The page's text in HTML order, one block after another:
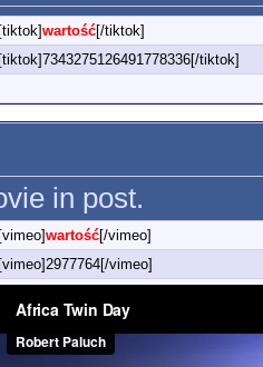
[tiktok]wartość[/tiktok]
[tiktok]7343275126491778336[/tiktok]
in post.
[vimeo]wartość[/vimeo]
[vimeo]2977764[/vimeo]